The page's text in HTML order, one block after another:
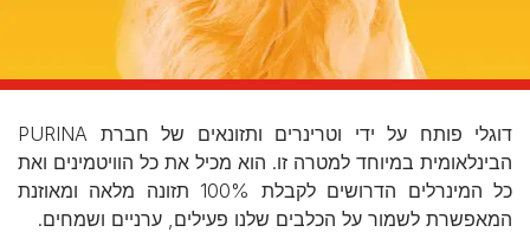
דוגלי פותח על ידי וטרינרים ותזונאים של חברת PURINA
הבינלאומית במיוחד למטרה זו. הוא מכיל את כל הוויטמינים ואת
כל המינרלים הדרושים לקבלת 100% תזונה מלאה ומאוזנת
המאפשרת לשמור על הכלבים שלנו פעילים, ערניים ושמחים.